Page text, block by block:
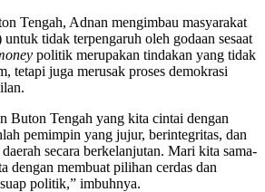
Tengah, Adnan mengimbau masyarakat
tidak terpengaruh oleh godaan sesaat
politik merupakan tindakan yang tidak
tetapi juga merusak proses demokrasi
Buton Tengah yang kita cintai dengan
pemimpin yang jujur, berintegritas, dan
secara berkelanjutan. Mari kita sama-
dengan membuat pilihan cerdas dan
politik,” imbuhnya.